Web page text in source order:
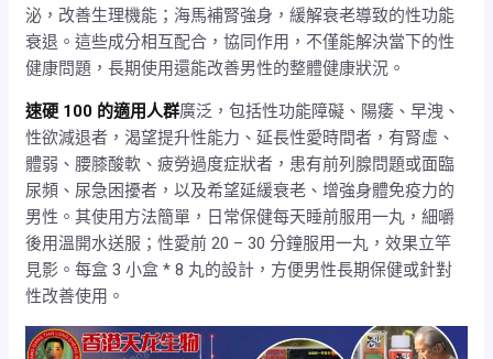
泌，改善生理機能；海馬補腎強身，緩解衰老導致的性功能
衰退。這些成分相互配合，協同作用，不僅能解決當下的性
健康問題，長期使用還能改善男性的整體健康狀況。
速硬 100 的適用人群廣泛，包括性功能障礙、陽痿、早洩、
性欲減退者，渴望提升性能力、延長性愛時間者，有腎虛、
體弱、腰膝酸軟、疲勞過度症狀者，患有前列腺問題或面臨
尿頻、尿急困擾者，以及希望延緩衰老、增強身體免疫力的
男性。其使用方法簡單，日常保健每天睡前服用一丸，細嚼
後用溫開水送服；性愛前 20 – 30 分鐘服用一丸，效果立竿
見影。每盒 3 小盒 * 8 丸的設計，方便男性長期保健或針對
性改善使用。